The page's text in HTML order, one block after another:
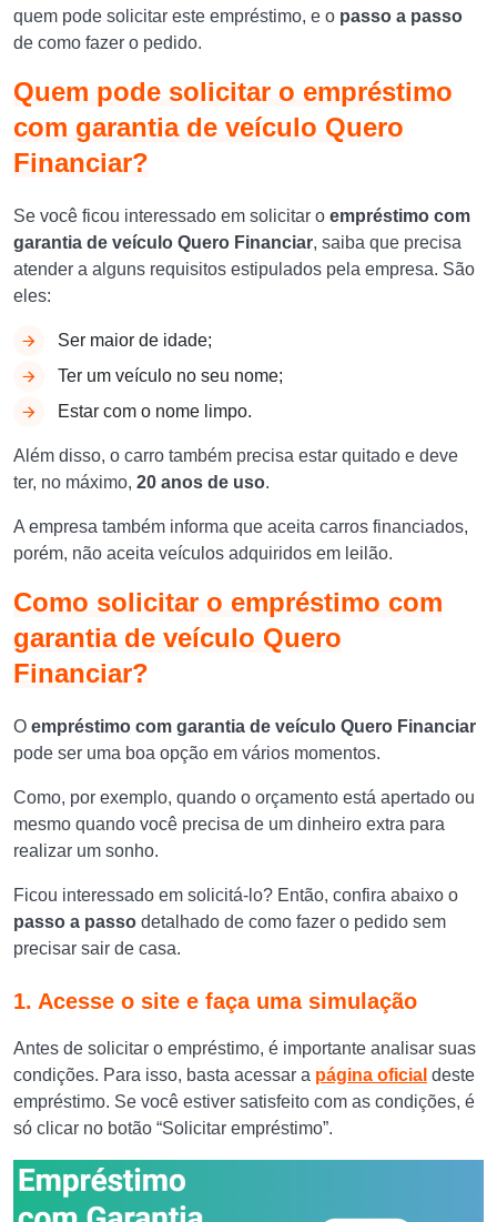
quem pode solicitar este empréstimo, e o passo a passo
de como fazer o pedido.
Quem pode solicitar o empréstimo
com garantia de veículo Quero
Financiar?
Se você ficou interessado em solicitar o empréstimo com
garantia de veículo Quero Financiar, saiba que precisa
atender a alguns requisitos estipulados pela empresa. São
eles:
Ser maior de idade;
Ter um veículo no seu nome;
Estar com o nome limpo.
Além disso, o carro também precisa estar quitado e deve
ter, no máximo, 20 anos de uso.
A empresa também informa que aceita carros financiados,
porém, não aceita veículos adquiridos em leilão.
Como solicitar o empréstimo com
garantia de veículo Quero
Financiar?
O empréstimo com garantia de veículo Quero Financiar
pode ser uma boa opção em vários momentos.
Como, por exemplo, quando o orçamento está apertado ou
mesmo quando você precisa de um dinheiro extra para
realizar um sonho.
Ficou interessado em solicitá-lo? Então, confira abaixo o
passo a passo detalhado de como fazer o pedido sem
precisar sair de casa.
1. Acesse o site e faça uma simulação
Antes de solicitar o empréstimo, é importante analisar suas
condições. Para isso, basta acessar a página oficial deste
empréstimo. Se você estiver satisfeito com as condições, é
só clicar no botão “Solicitar empréstimo”.